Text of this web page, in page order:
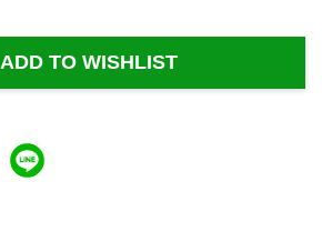
ADD TO WISHLIST